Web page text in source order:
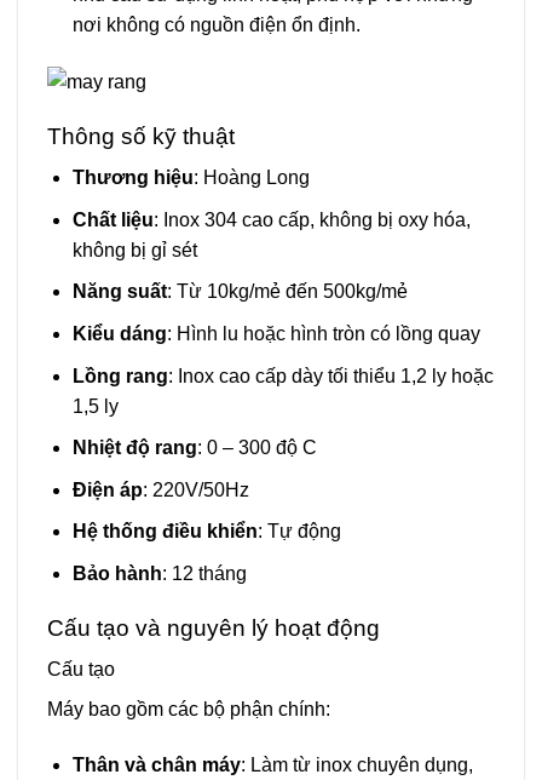
nơi không có nguồn điện ổn định.
Thông số kỹ thuật
Thương hiệu: Hoàng Long
Chất liệu: Inox 304 cao cấp, không bị oxy hóa,
không bị gỉ sét
Năng suất: Từ 10kg/mẻ đến 500kg/mẻ
Kiểu dáng: Hình lu hoặc hình tròn có lồng quay
Lồng rang: Inox cao cấp dày tối thiểu 1,2 ly hoặc
1,5 ly
Nhiệt độ rang: 0 – 300 độ C
Điện áp: 220V/50Hz
Hệ thống điều khiển: Tự động
Bảo hành: 12 tháng
Cấu tạo và nguyên lý hoạt động
Cấu tạo
Máy bao gồm các bộ phận chính:
Thân và chân máy: Làm từ inox chuyên dụng,